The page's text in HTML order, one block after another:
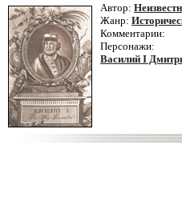
Автор:
Жанр:
Комментарии:
Персонажи:
Василий I